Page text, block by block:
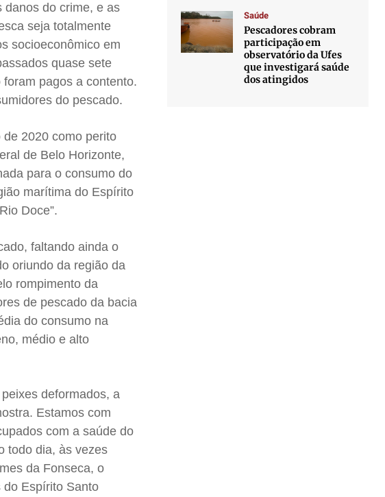
danos do crime, e as
seja totalmente
socioeconômico em
quase sete
pagos a contento.
do pescado.
2020 como perito
de Belo Horizonte,
para o consumo do
marítima do Espírito
Doce”.
faltando ainda o
oriundo da região da
rompimento da
de pescado da bacia
do consumo na
médio e alto
deformados, a
Estamos com
com a saúde do
todo dia, às vezes
da Fonseca, o
do Espírito Santo
Saúde
Pescadores cobram
participação em
observatório da Ufes
que investigará saúde
dos atingidos